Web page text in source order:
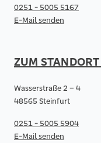
0251 - 5005 5167
E-Mail senden
ZUM STANDORT
Wasserstraße 2 – 4
48565 Steinfurt
0251 - 5005 5904
E-Mail senden